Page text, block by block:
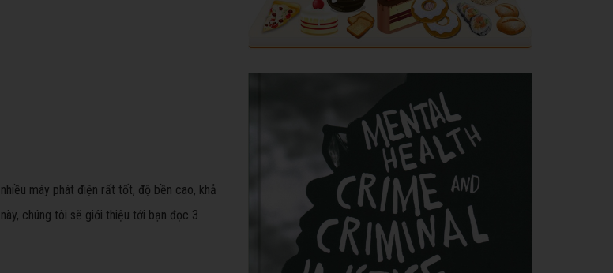
máy phát điện rất tốt, độ bền cao, khả
chúng tôi sẽ giới thiệu tới bạn đọc 3